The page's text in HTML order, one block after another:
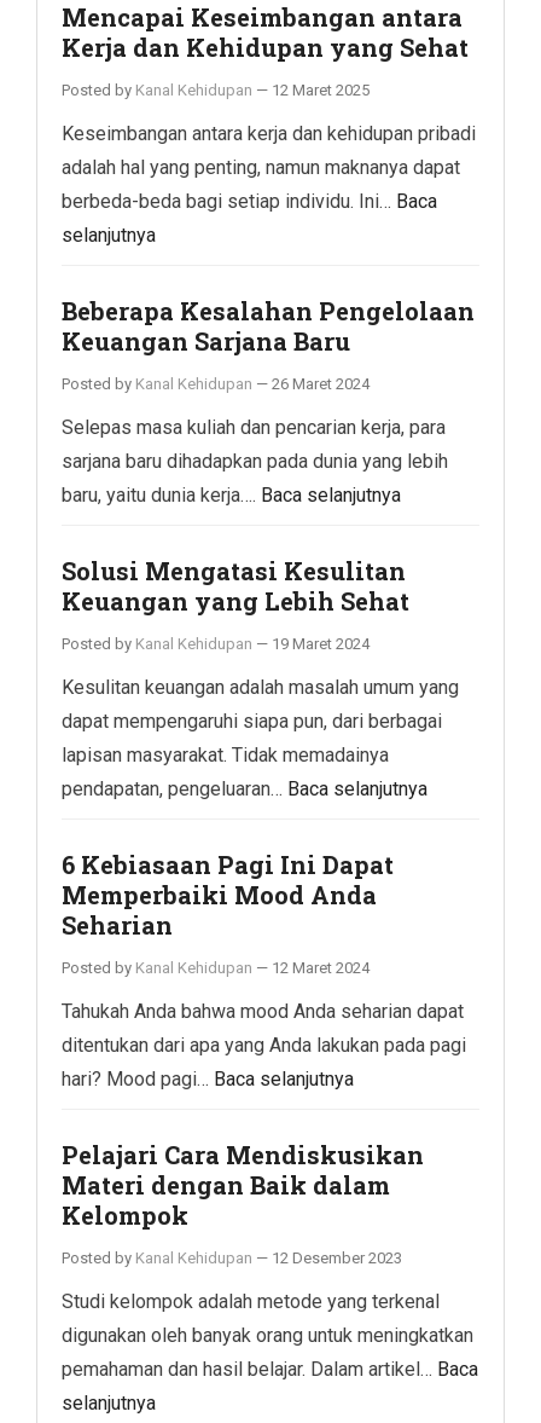
Mencapai Keseimbangan antara
Kerja dan Kehidupan yang Sehat
Posted by Kanal Kehidupan — 12 Maret 2025
Keseimbangan antara kerja dan kehidupan pribadi
adalah hal yang penting, namun maknanya dapat
berbeda-beda bagi setiap individu. Ini… Baca
selanjutnya
Beberapa Kesalahan Pengelolaan
Keuangan Sarjana Baru
Posted by Kanal Kehidupan — 26 Maret 2024
Selepas masa kuliah dan pencarian kerja, para
sarjana baru dihadapkan pada dunia yang lebih
baru, yaitu dunia kerja…. Baca selanjutnya
Solusi Mengatasi Kesulitan
Keuangan yang Lebih Sehat
Posted by Kanal Kehidupan — 19 Maret 2024
Kesulitan keuangan adalah masalah umum yang
dapat mempengaruhi siapa pun, dari berbagai
lapisan masyarakat. Tidak memadainya
pendapatan, pengeluaran… Baca selanjutnya
6 Kebiasaan Pagi Ini Dapat
Memperbaiki Mood Anda
Seharian
Posted by Kanal Kehidupan — 12 Maret 2024
Tahukah Anda bahwa mood Anda seharian dapat
ditentukan dari apa yang Anda lakukan pada pagi
hari? Mood pagi… Baca selanjutnya
Pelajari Cara Mendiskusikan
Materi dengan Baik dalam
Kelompok
Posted by Kanal Kehidupan — 12 Desember 2023
Studi kelompok adalah metode yang terkenal
digunakan oleh banyak orang untuk meningkatkan
pemahaman dan hasil belajar. Dalam artikel… Baca
selanjutnya